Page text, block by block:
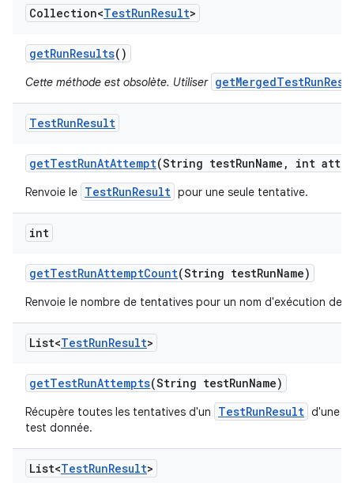
Collection<TestRunResult>
getRunResults()
Cette méthode est obsolète. Utiliser
TestRunResult
getTestRunAtAttempt(String testRunName , int
Renvoie le TestRunResult pour une seule tentative.
int
getTestRunAttemptCount(String testRunName)
Renvoie le nombre de tentatives pour un nom d'exécution de
List<TestRunResult>
getTestRunAttempts(String testRunName)
Récupère toutes les tentatives d'un TestRunResult d'une
test donnée.
List<TestRunResult>